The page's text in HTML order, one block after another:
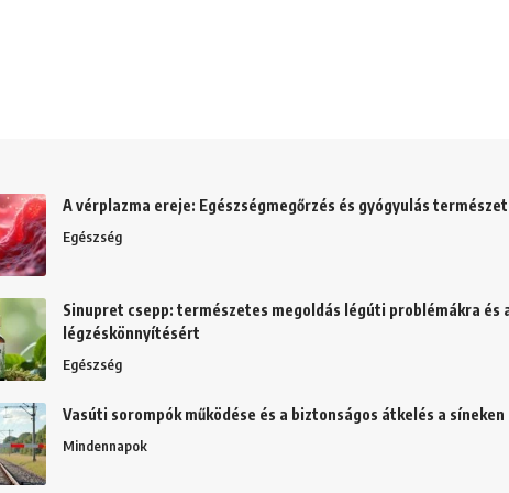
A vérplazma ereje: Egészségmegőrzés és gyógyulás
Egészség
Sinupret csepp: természetes megoldás légúti problémákra és
légzéskönnyítésért
Egészség
Vasúti sorompók működése és a biztonságos átkelés a síneken
Mindennapok